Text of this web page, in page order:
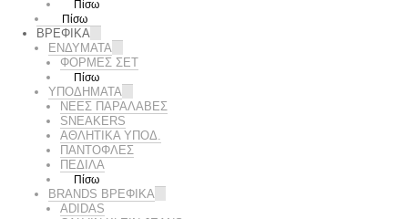
Πίσω
Πίσω
ΒΡΕΦΙΚΑ
ΕΝΔΥΜΑΤΑ
ΦΟΡΜΕΣ ΣΕΤ
Πίσω
ΥΠΟΔΗΜΑΤΑ
ΝΕΕΣ ΠΑΡΑΛΑΒΕΣ
SNEAKERS
ΑΘΛΗΤΙΚΑ ΥΠΟΔ.
ΠΑΝΤΟΦΛΕΣ
ΠΕΔΙΛΑ
Πίσω
BRANDS ΒΡΕΦΙΚΆ
ADIDAS